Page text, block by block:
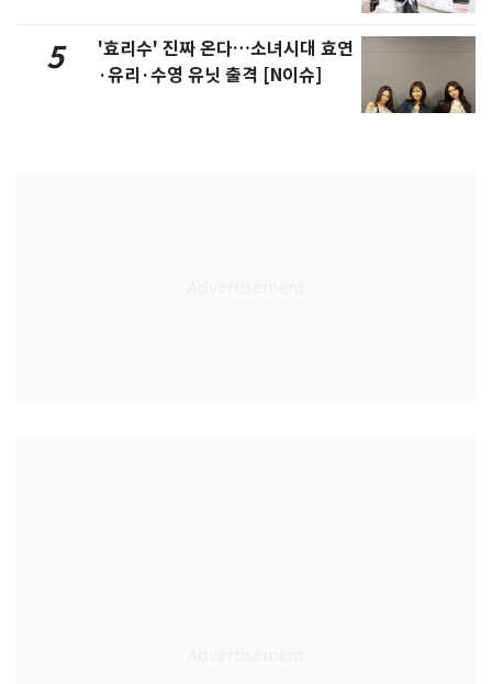
5
'효리수' 진짜 온다…소녀시대 효연
·유리·수영 유닛 출격 [N이슈]